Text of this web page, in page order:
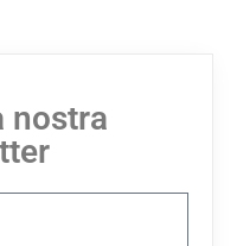
nostra